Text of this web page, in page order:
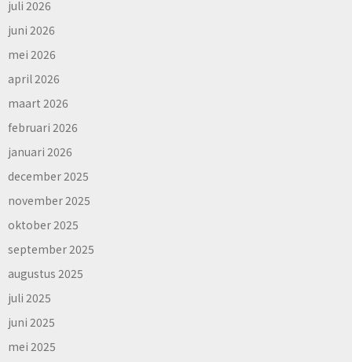
juli 2026
juni 2026
mei 2026
april 2026
maart 2026
februari 2026
januari 2026
december 2025
november 2025
oktober 2025
september 2025
augustus 2025
juli 2025
juni 2025
mei 2025